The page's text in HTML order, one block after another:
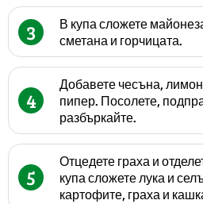
3
В купа сложете
сметана и горчицата.
4
Добавете чесъна,
пипер. Посолете,
разбъркайте.
5
Отцедете граха и
купа сложете лука и
картофите, граха и